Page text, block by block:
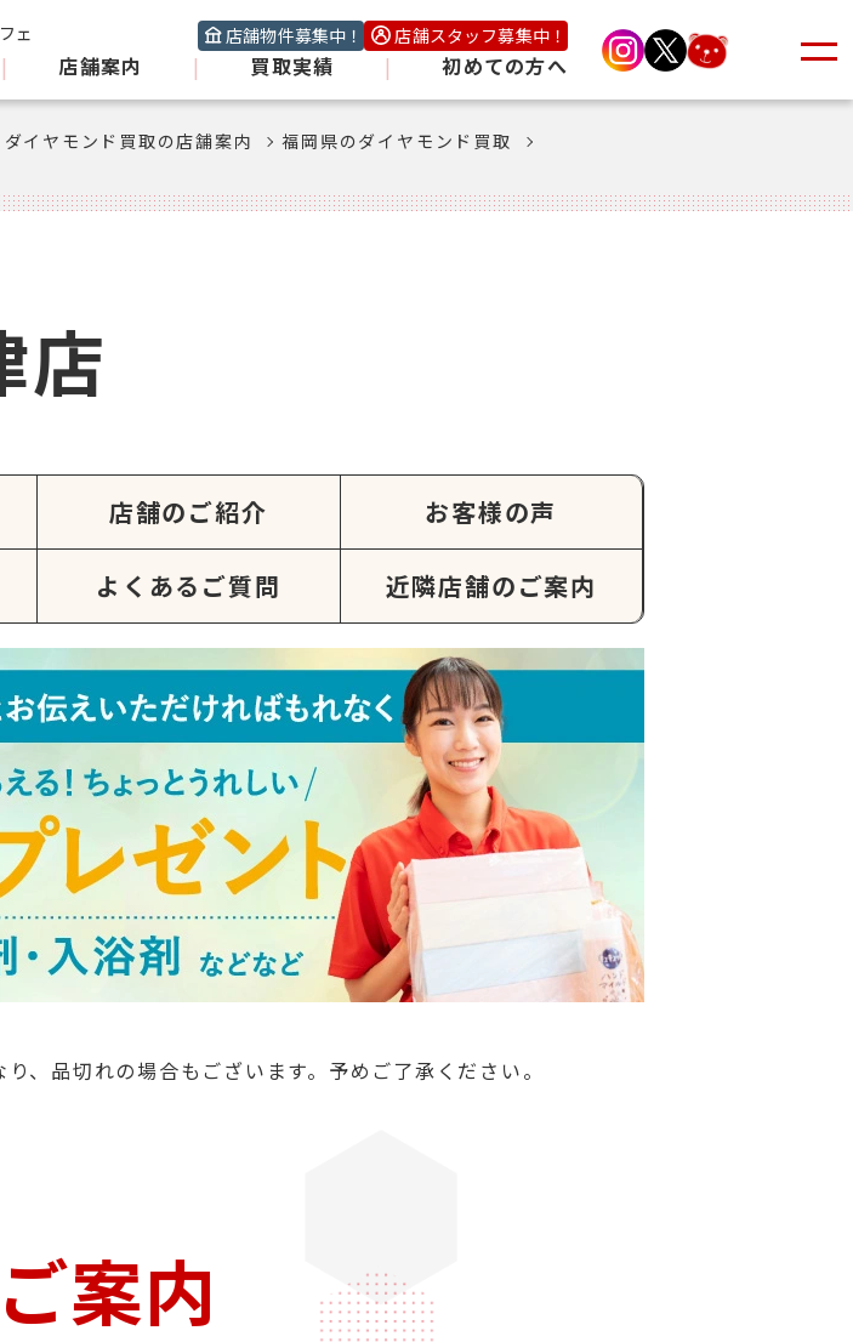
ェ 店舗物件募集中！ 店舗スタッフ募集中！
| 店舗案内 | 買取実績 | 初めての方へ
ダイヤモンド買取の店舗案内
福岡県のダイヤモンド買取
店
店舗のご紹介 お客様の声
よくあるご質問 近隣店舗のご案内
、品切れの場合もございます。予めご了承ください。
ご案内